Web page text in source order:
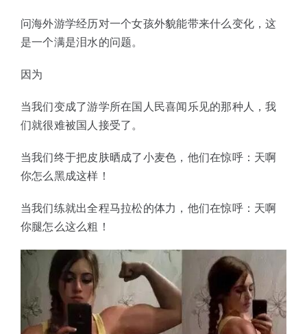
问海外游学经历对一个女孩外貌能带来什么变化，这
是一个满是泪水的问题。
因为
当我们变成了游学所在国人民喜闻乐见的那种人，我
们就很难被国人接受了。
当我们终于把皮肤晒成了小麦色，他们在惊呼：天啊
你怎么黑成这样！
当我们练就出全程马拉松的体力，他们在惊呼：天啊
你腿怎么这么粗！